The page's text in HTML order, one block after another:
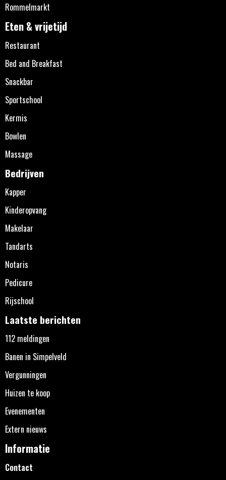
Rommelmarkt
Eten & vrijetijd
Restaurant
Bed and Breakfast
Snackbar
Sportschool
Kermis
Bowlen
Massage
Bedrijven
Kapper
Kinderopvang
Makelaar
Tandarts
Notaris
Pedicure
Rijschool
Laatste berichten
112 meldingen
Banen in Simpelveld
Vergunningen
Huizen te koop
Evenementen
Extern nieuws
Informatie
Contact